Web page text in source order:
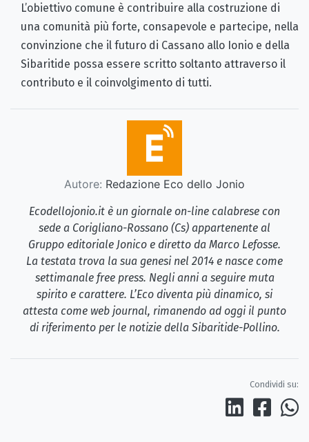
L’obiettivo comune è contribuire alla costruzione di
una comunità più forte, consapevole e partecipe, nella
convinzione che il futuro di Cassano allo Ionio e della
Sibaritide possa essere scritto soltanto attraverso il
contributo e il coinvolgimento di tutti.
Autore: Redazione Eco dello Jonio
Ecodellojonio.it è un giornale on-line calabrese con
sede a Corigliano-Rossano (Cs) appartenente al
Gruppo editoriale Jonico e diretto da Marco Lefosse.
La testata trova la sua genesi nel 2014 e nasce come
settimanale free press. Negli anni a seguire muta
spirito e carattere. L’Eco diventa più dinamico, si
attesta come web journal, rimanendo ad oggi il punto
di riferimento per le notizie della Sibaritide-Pollino.
Condividi su: